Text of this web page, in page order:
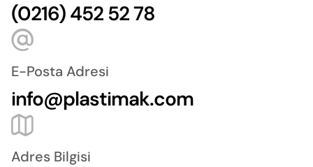
(0216) 452 52 78
E-Posta Adresi
info@plastimak.com
Adres Bilgisi